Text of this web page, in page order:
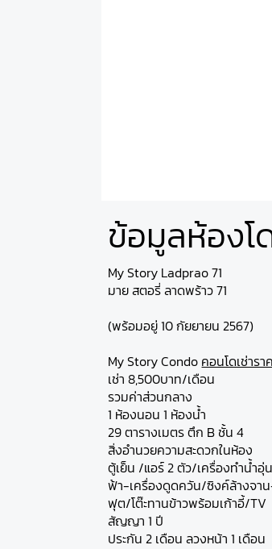
ข้อมูลห้องโ
My Story Ladprao 71
มาย สตอรี่ ลาดพร้าว 71
(พร้อมอยู่ 10 กัยยายน 2567)
My Story Condo คอนโดเช่าร
เช่า 8,500บาท/เดือน
รวมค่าส่วนกลาง
1 ห้องนอน 1 ห้องน้ำ
29 ตารางเมตร ตึก B ชั้น 4
สิ่งอำนวยความสะดวกในห้อง
ตู้เย็น /แอร์ 2 ตัว/เครื่องทำน้ำ
ฟ้า-เครื่องดูดควัน/ซิงค์ล้างจา
ฟุต/โต๊ะทานข้าวพร้อมเก้าอี้/TV
สัญญา 1 ปี
ประกัน 2 เดือน ลวงหน้า 1 เดือน